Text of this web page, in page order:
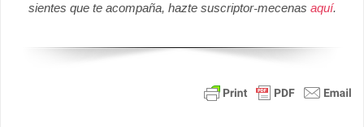
sientes que te acompaña, hazte suscriptor-mecenas aquí.